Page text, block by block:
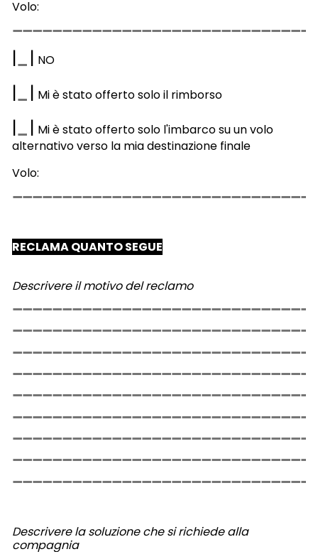
Volo:
| | NO
| | Mi è stato offerto solo il rimborso
| | Mi è stato offerto solo l'imbarco su un volo
alternativo verso la mia destinazione finale
Volo:
RECLAMA QUANTO SEGUE
Descrivere il motivo del reclamo
Descrivere la soluzione che si richiede alla
compagnia